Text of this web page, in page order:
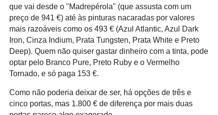
que vai desde o "Madrepérola" (que assusta com um
preço de 941 €) até às pinturas nacaradas por valores
mais razoáveis como os 493 € (Azul Atlantic, Azul Dark
Iron, Cinza Indium, Prata Tungsten, Prata White e Preto
Deep). Quem não quiser gastar dinheiro com a tinta, pode
optar pelo Branco Pure, Preto Ruby e o Vermelho
Tornado, e só paga 153 €.
Como não poderia deixar de ser, há opções de três e
cinco portas, mas 1.800 € de diferença por mais duas